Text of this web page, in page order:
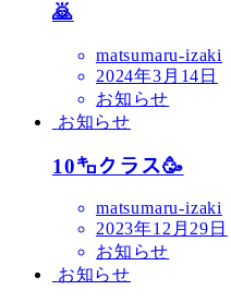
🙇
matsumaru-izaki
2024年3月14日
お知らせ
お知らせ
10㌔クラス🥳
matsumaru-izaki
2023年12月29日
お知らせ
お知らせ